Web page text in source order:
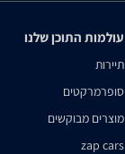
עולמות התוכן שלנו
תיירות
סופרמרקטים
מוצרים מבוקשים
zap cars